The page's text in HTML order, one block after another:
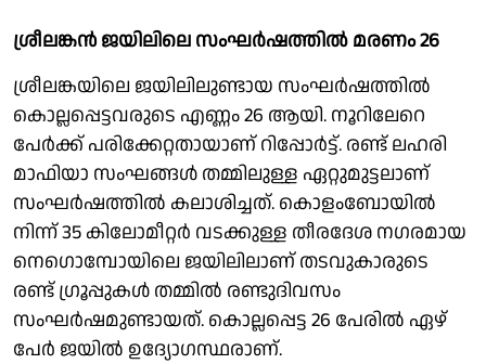
ശ്രീലങ്കന്‍ ജയിലിലെ സംഘര്‍ഷത്തില്‍ മരണം 26
ശ്രീലങ്കയിലെ ജയിലിലുണ്ടായ സംഘര്‍ഷത്തില്‍
കൊല്ലപ്പെട്ടവരുടെ എണ്ണം 26 ആയി. നൂറിലേറെ
പേര്‍ക്ക് പരിക്കേറ്റതായാണ് റിപ്പോര്‍ട്ട്. രണ്ട് ലഹരി
മാഫിയാ സംഘങ്ങള്‍ തമ്മിലുള്ള ഏറ്റുമുട്ടലാണ്
സംഘര്‍ഷത്തില്‍ കലാശിച്ചത്. കൊളംബോയില്‍
നിന്ന് 35 കിലോമീറ്റര്‍ വടക്കുള്ള തീരദേശ നഗരമായ
നെഗൊമ്പോയിലെ ജയിലിലാണ് തടവുകാരുടെ
രണ്ട് ഗ്രൂപ്പുകള്‍ തമ്മില്‍ രണ്ടുദിവസം
സംഘര്‍ഷമുണ്ടായത്. കൊല്ലപ്പെട്ട 26 പേരില്‍ ഏഴ്
പേര്‍ ജയില്‍ ഉദ്യോഗസ്ഥരാണ്.